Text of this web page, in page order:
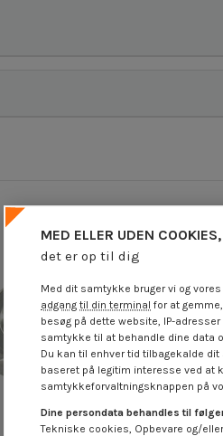
MED ELLER UDEN COOKIES,
det er op til dig
Med dit samtykke bruger vi og vores
adgang til din terminal for at
besøg på dette website, IP-
samtykke til at behandle dine data
Du kan til enhver tid tilbagekalde
baseret på legitim interesse ved at
samtykkeforvaltningsknappen på
Dine persondata behandles til
Tekniske cookies, Opbevare og/